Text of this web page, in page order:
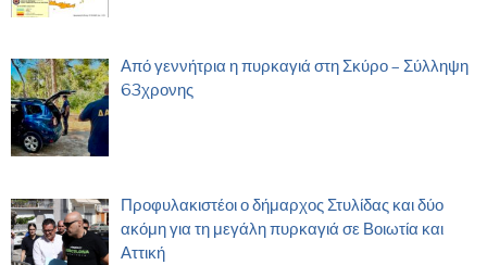
Από γεννήτρια η πυρκαγιά στη Σκύρο – Σύλληψη
63χρονης
Προφυλακιστέοι ο δήμαρχος Στυλίδας και δύο
ακόμη για τη μεγάλη πυρκαγιά σε Βοιωτία και
Αττική